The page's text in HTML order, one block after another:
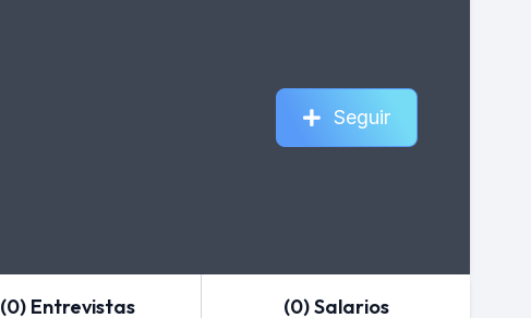
Seguir
(0) Entrevistas (0) Salarios